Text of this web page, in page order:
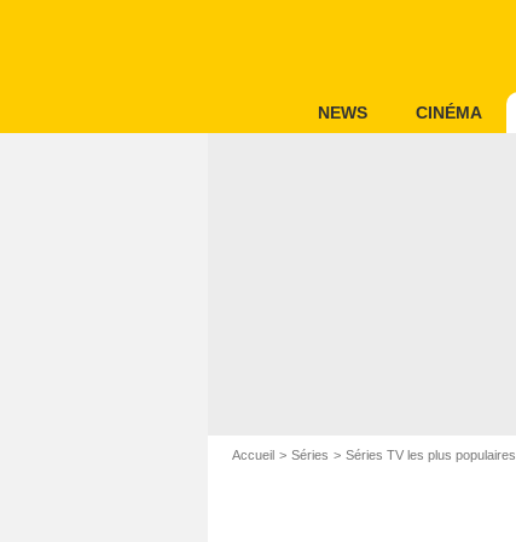
NEWS CINÉMA
Accueil Séries Séries TV les plus populaires